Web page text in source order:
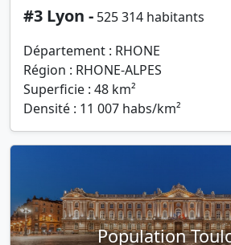
#3 Lyon - 525 314 habitants
Département : RHONE
Région : RHONE-ALPES
Superficie : 48 km²
Densité : 11 007 habs/km²
Population